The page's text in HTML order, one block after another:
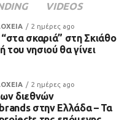
VIDEOS
2 ημέρες ago
σκαριά” στη Σκιάθο
του νησιού θα γίνει
2 ημέρες ago
διεθνών
στην Ελλάδα – Τα